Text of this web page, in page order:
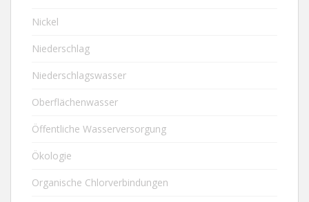
Nickel
Niederschlag
Niederschlagswasser
Oberflächenwasser
Öffentliche Wasserversorgung
Ökologie
Organische Chlorverbindungen